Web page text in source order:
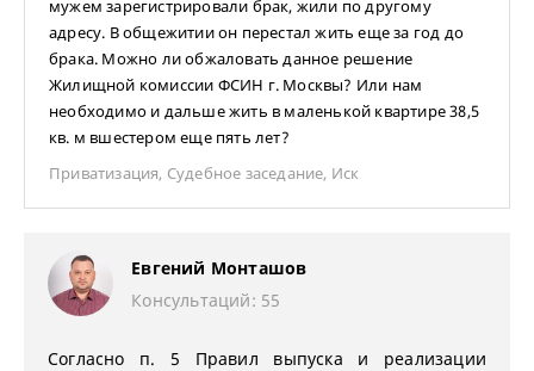
мужем зарегистрировали брак, жили по другому
адресу. В общежитии он перестал жить еще за год до
брака. Можно ли обжаловать данное решение
Жилищной комиссии ФСИН г. Москвы? Или нам
необходимо и дальше жить в маленькой квартире 38,5
кв. м вшестером еще пять лет?
Приватизация, Судебное заседание, Иск
Евгений Монташов
Консультаций: 55
Согласно п. 5 Правил выпуска и реализации